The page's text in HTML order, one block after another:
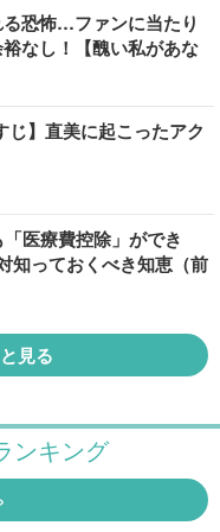
恐怖…ファンに当たり
なし！【醜い私があな
じ】直美に起こったアク
医療費控除」ができ
知っておくべき知恵（前
見る